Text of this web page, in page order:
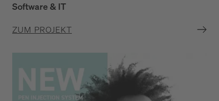
Software & IT
ZUM PROJEKT